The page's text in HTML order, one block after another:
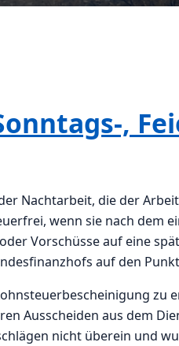
,
Nachtarbeit, die der
wenn sie nach dem
Vorschüsse auf eine
auf den
zu
Ausscheiden aus dem
nicht überein und